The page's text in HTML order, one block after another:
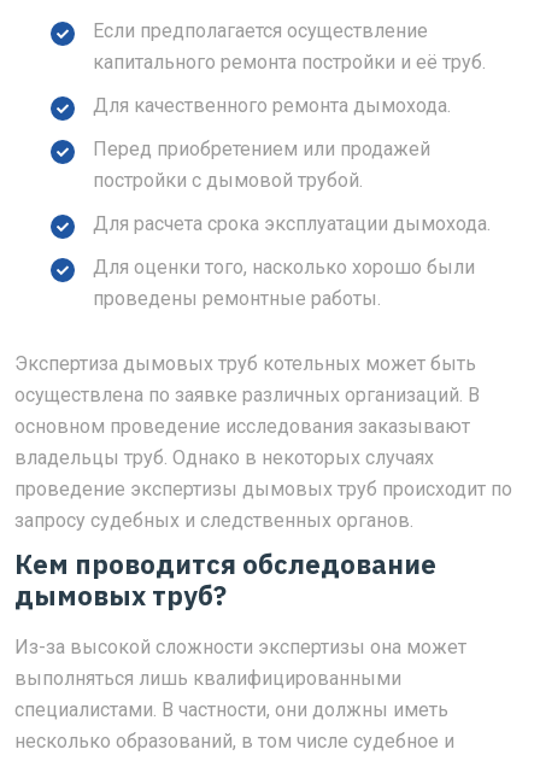
Если предполагается осуществление
капитального ремонта постройки и её труб.
Для качественного ремонта дымохода.
Перед приобретением или продажей
постройки с дымовой трубой.
Для расчета срока эксплуатации дымохода.
Для оценки того, насколько хорошо были
проведены ремонтные работы.
Экспертиза дымовых труб котельных может быть
осуществлена по заявке различных организаций. В
основном проведение исследования заказывают
владельцы труб. Однако в некоторых случаях
проведение экспертизы дымовых труб происходит по
запросу судебных и следственных органов.
Кем проводится обследование
дымовых труб?
Из-за высокой сложности экспертизы она может
выполняться лишь квалифицированными
специалистами. В частности, они должны иметь
несколько образований, в том числе судебное и